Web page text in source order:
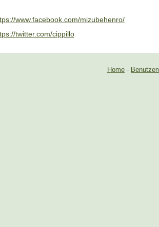
www.facebook.com/mizubehenro/
twitter.com/cippillo
Home -